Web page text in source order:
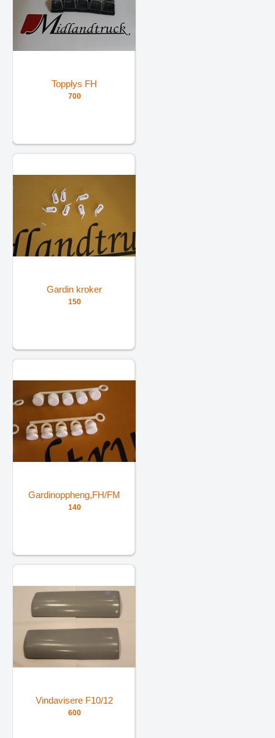
Topplys FH
700
Gardin kroker
150
Gardinoppheng,FH/FM
140
Vindavisere F10/12
600